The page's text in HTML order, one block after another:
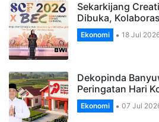
Sekarkijang
Dibuka,
Ekonomi 18 Jul
Dekopinda
Peringatan Hari
Ekonomi 07 Jul